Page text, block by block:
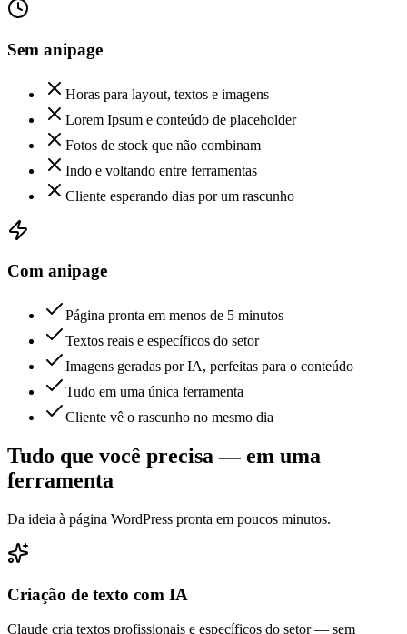
Sem anipage
Horas para layout, textos e imagens
Lorem Ipsum e conteúdo de placeholder
Fotos de stock que não combinam
Indo e voltando entre ferramentas
Cliente esperando dias por um rascunho
Com anipage
Página pronta em menos de 5 minutos
Textos reais e específicos do setor
Imagens geradas por IA, perfeitas para o conteúdo
Tudo em uma única ferramenta
Cliente vê o rascunho no mesmo dia
Tudo que você precisa — em uma
ferramenta
Da ideia à página WordPress pronta em poucos minutos.
Criação de texto com IA
Claude cria textos profissionais e específicos do setor — sem